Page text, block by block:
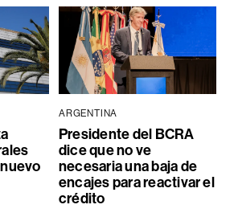
ARGENTINA
Presidente del BCRA
dice que no ve
necesaria una baja de
encajes para reactivar el
crédito